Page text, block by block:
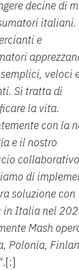
decine di
italiani.
e
veloci
Si tratta di
la vita.
con la
e il nostro
di
soluzione con
in Italia nel
Mash
Polonia,
“.[:]